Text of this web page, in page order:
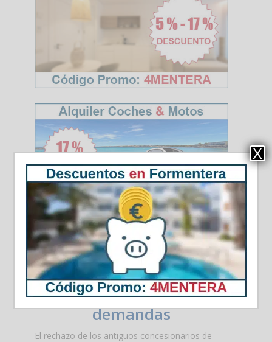
Antiguos concesionarios
de kioskos
advierten sobre posibles
demandas
El rechazo de los antiguos concesionarios de
X